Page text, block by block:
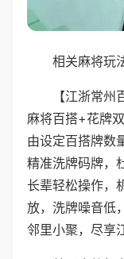
相关麻将玩
【江浙常
麻将百搭+花牌
由设定百搭牌数
精准洗牌码牌，
长辈轻松操作，
放，洗牌噪音低
邻里小聚，尽享